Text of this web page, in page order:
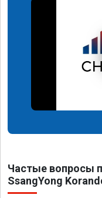
Частые вопросы
SsangYong